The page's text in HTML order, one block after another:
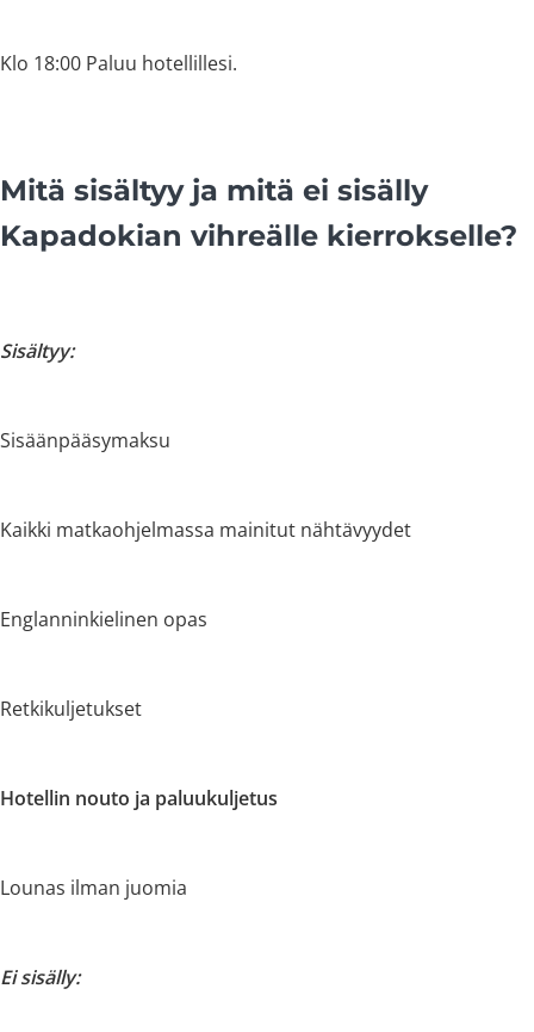
Klo 18:00 Paluu hotellillesi.
Mitä sisältyy ja mitä ei sisälly
Kapadokian vihreälle kierrokselle?
Sisältyy:
Sisäänpääsymaksu
Kaikki matkaohjelmassa mainitut nähtävyydet
Englanninkielinen opas
Retkikuljetukset
Hotellin nouto ja paluukuljetus
Lounas ilman juomia
Ei sisälly: